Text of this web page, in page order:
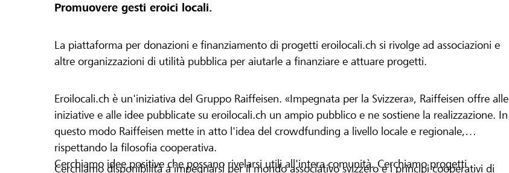
Promuovere gesti eroici locali.
La piattaforma per donazioni e finanziamento di progetti eroilocali.ch si rivolge ad associazioni e
altre organizzazioni di utilità pubblica per aiutarle a finanziare e attuare progetti.
Eroilocali.ch è un'iniziativa del Gruppo Raiffeisen. «Impegnata per la Svizzera», Raiffeisen offre alle
iniziative e alle idee pubblicate su eroilocali.ch un ampio pubblico e ne sostiene la realizzazione. In
questo modo Raiffeisen mette in atto l'idea del crowdfunding a livello locale e regionale,
rispettando la filosofia cooperativa.
Cerchiamo idee positive che possano rivelarsi utili all'intera comunità. Cerchiamo progetti
Cerchiamo disponibilità a impegnarsi per il mondo associativo svizzero e i principi cooperativi di